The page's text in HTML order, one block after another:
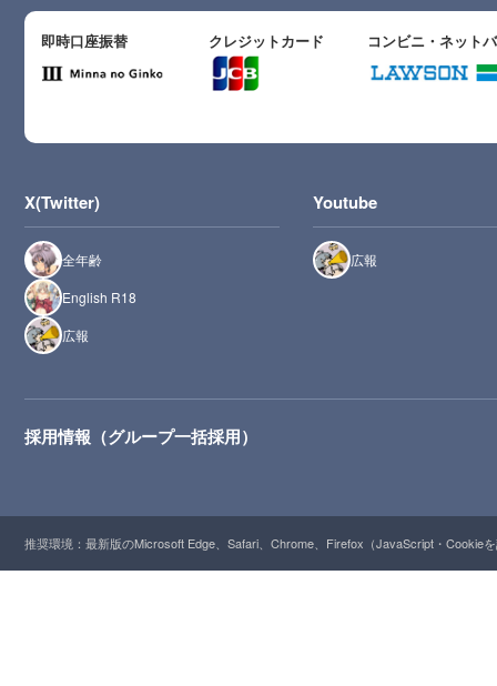
即時口座振替 クレジットカード コンビニ・ネット
X(Twitter)
全年齢
English R18
広報
Youtube
広報
採用情報（グループ一括採用）
推奨環境：最新版のMicrosoft Edge、Safari、Chrome、Firefox（JavaScript・Cookie